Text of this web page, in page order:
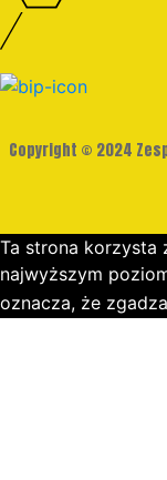
Copyright © 2024
Ta strona korzysta
najwyższym
oznacza, że